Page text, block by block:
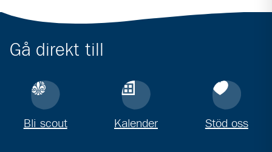
Gå direkt till
Bli scout Kalender Stöd oss